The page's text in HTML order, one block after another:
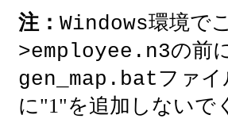
注： Windows環境で
>employee.n3の前
gen_map.batファイ
に"1"を追加しないで